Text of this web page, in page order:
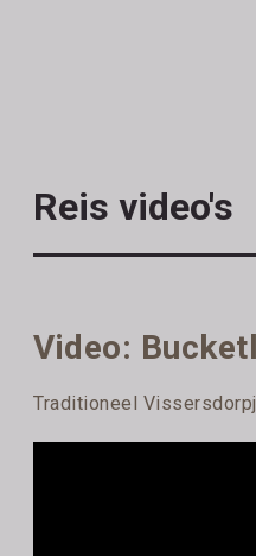
Reis video's
Video:
Traditioneel